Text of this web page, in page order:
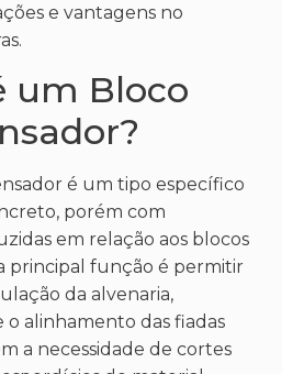
e vantagens no
um Bloco
é um tipo específico
porém com
em relação aos blocos
principal função é permitir
da alvenaria,
alinhamento das fiadas
a necessidade de cortes